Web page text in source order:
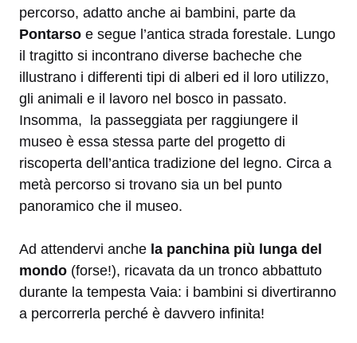
percorso, adatto anche ai bambini, parte da
Pontarso e segue l’antica strada forestale. Lungo
il tragitto si incontrano diverse bacheche che
illustrano i differenti tipi di alberi ed il loro utilizzo,
gli animali e il lavoro nel bosco in passato.
Insomma, la passeggiata per raggiungere il
museo è essa stessa parte del progetto di
riscoperta dell’antica tradizione del legno. Circa a
metà percorso si trovano sia un bel punto
panoramico che il museo.
Ad attendervi anche la panchina più lunga del
mondo (forse!), ricavata da un tronco abbattuto
durante la tempesta Vaia: i bambini si divertiranno
a percorrerla perché è davvero infinita!